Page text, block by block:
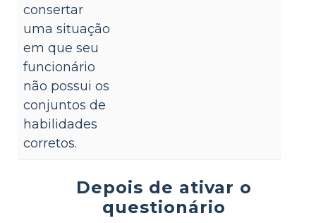
consertar
uma situação
em que seu
funcionário
não possui os
conjuntos de
habilidades
corretos.
Depois de ativar o
questionário